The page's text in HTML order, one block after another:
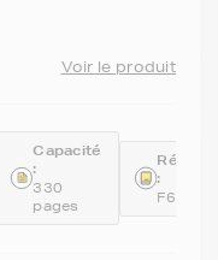
Voir le produit
Capacité
:
330
pages
: